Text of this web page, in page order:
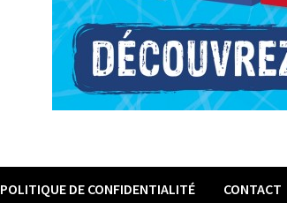
POLITIQUE DE CONFIDENTIALITÉ CONTACT